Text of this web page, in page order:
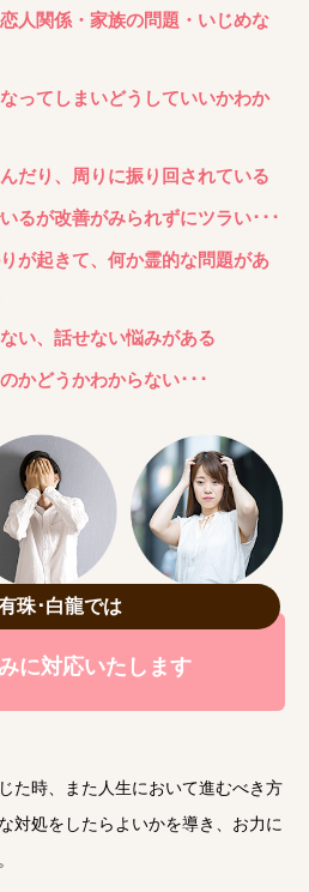
人関係・家族の問題・いじめな
ってしまいどうしていいかわか
だり、周りに振り回されている
るが改善がみられずにツラい･･･
が起きて、何か霊的な問題があ
い、話せない悩みがある
かどうかわからない･･･
珠･白龍では
に対応いたします
た時、また人生において進むべき方
対処をしたらよいかを導き、お力に